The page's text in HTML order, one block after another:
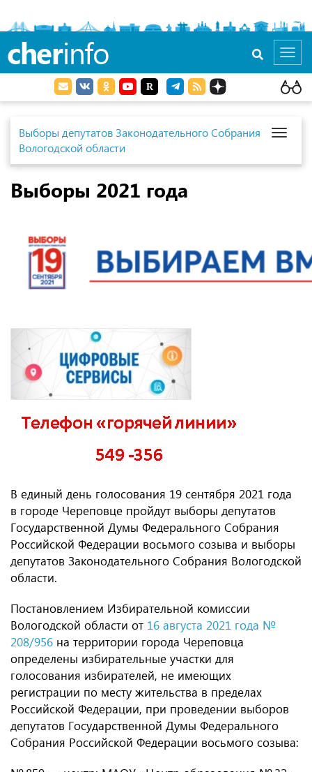
cherinfo
Выборы депутатов Законодательного Собрания
Вологодской области
Выборы 2021 года
В единый день голосования 19 сентября 2021 года
в городе Череповце пройдут выборы депутатов
Государственной Думы Федерального Собрания
Российской Федерации восьмого созыва и выборы
депутатов Законодательного Собрания Вологодской
области.
Постановлением Избирательной комиссии
Вологодской области от 16 августа 2021 года №
208/956 на территории города Череповца
определены избирательные участки для
голосования избирателей, не имеющих
регистрации по месту жительства в пределах
Российской Федерации, при проведении выборов
депутатов Государственной Думы Федерального
Собрания Российской Федерации восьмого созыва: